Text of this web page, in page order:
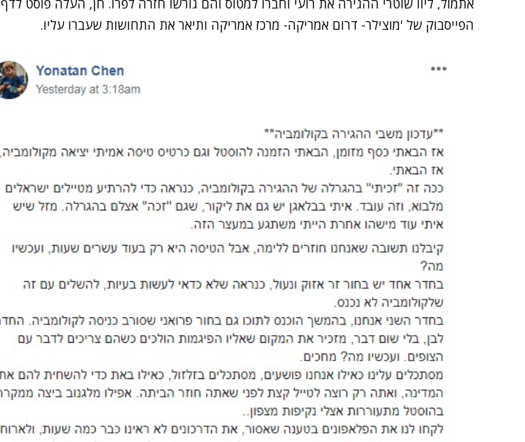
אתמול, ליוו שוטרי ההגירה את רועי וחברו למטוס והם גורשו חזרה לפרו. חן, העלה פוסט לדף
הפייסבוק של 'מוצילר- דרום אמריקה- מרכז אמריקה ותיאר את התחושות שעברו עליו.